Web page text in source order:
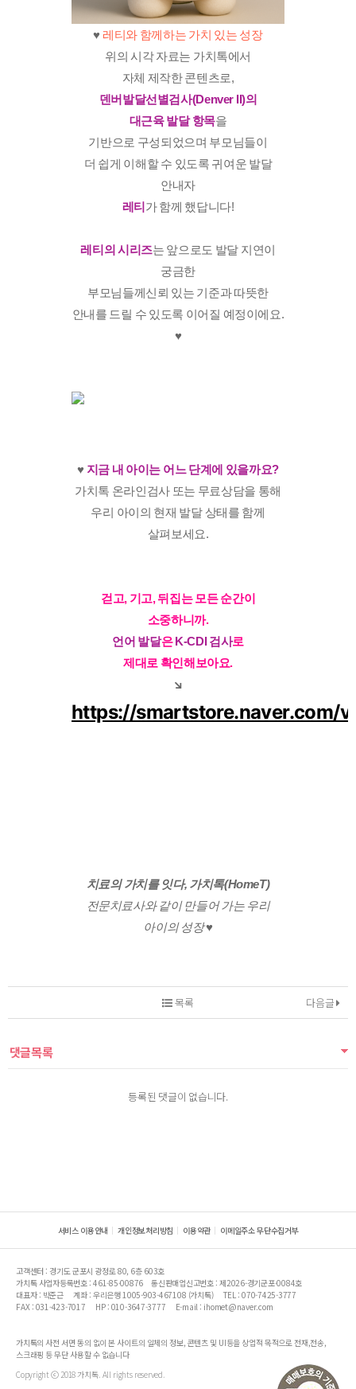
♥️ ​레티와 함께하는 가치 있는 성장
위의 시각 자료는 가치톡에서
자체 제작한 콘텐츠로,
덴버발달선별검사(Denver II)의
대근육 발달 항목을
기반으로 구성되었으며 부모님들이
더 쉽게 이해할 수 있도록 귀여운 발달
안내자
레티가 함께 했답니다!
레티의 시리즈는 앞으로도 발달 지연이
궁금한
부모님들께신뢰 있는 기준과 따뜻한
안내를 드릴 수 있도록 이어질 예정이에요.
♥️
♥️ 지금 내 아이는 어느 단계에 있을까요?
가치톡 온라인검사 또는 무료상담을 통해
우리 아이의 현재 발달 상태를 함께
살펴보세요.
걷고, 기고, 뒤집는 모든 순간이
소중하니까.
언어 발달은K-CDI 검사로
제대로 확인해보아요.
↘️
https://smartstore.naver.com/
치료의 가치를 잇다, 가치톡(HomeT)
전문치료사와 같이 만들어 가는 우리
아이의 성장 ♥️
다음글
목록
댓글목록
등록된 댓글이 없습니다.
서비스 이용안내 개인정보처리방침 이용약관 이메일주소 무단수집거부
고객센터 : 경기도 군포시 광정로 80, 6층 603호
가치톡 사업자등록번호 : 461-85-00876
통신판매업신고번호 : 제2026-경기군포-0084호
대표자 : 박준근
계좌 : 우리은행 1005-903-467108 (가치톡)
TEL : 070-7425-3777
FAX : 031-423-7017
HP : 010-3647-3777 E-mail : ihomet@naver.com
가치톡의 사전 서면 동의 없이 본 사이트의 일체의 정보, 콘텐츠 및 UI등을 상업적 목적으로 전재,전송,
스크래핑 등 무단 사용할 수 없습니다
Copyright ⓒ 2018 가치톡. All rights reserved.